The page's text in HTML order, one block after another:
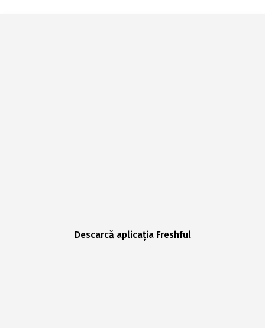
Descarcă aplicația Freshful